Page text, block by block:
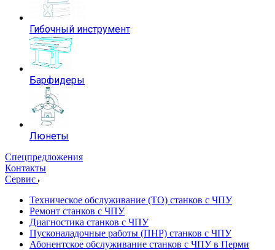
Гибочный инструмент
Барфидеры
Люнеты
Спецпредложения
Контакты
Сервис
Техническое обслуживание (ТО) станков с ЧПУ
Ремонт станков с ЧПУ
Диагностика станков с ЧПУ
Пусконаладочные работы (ПНР) станков с ЧПУ
Абонентское обслуживание станков с ЧПУ в Перми